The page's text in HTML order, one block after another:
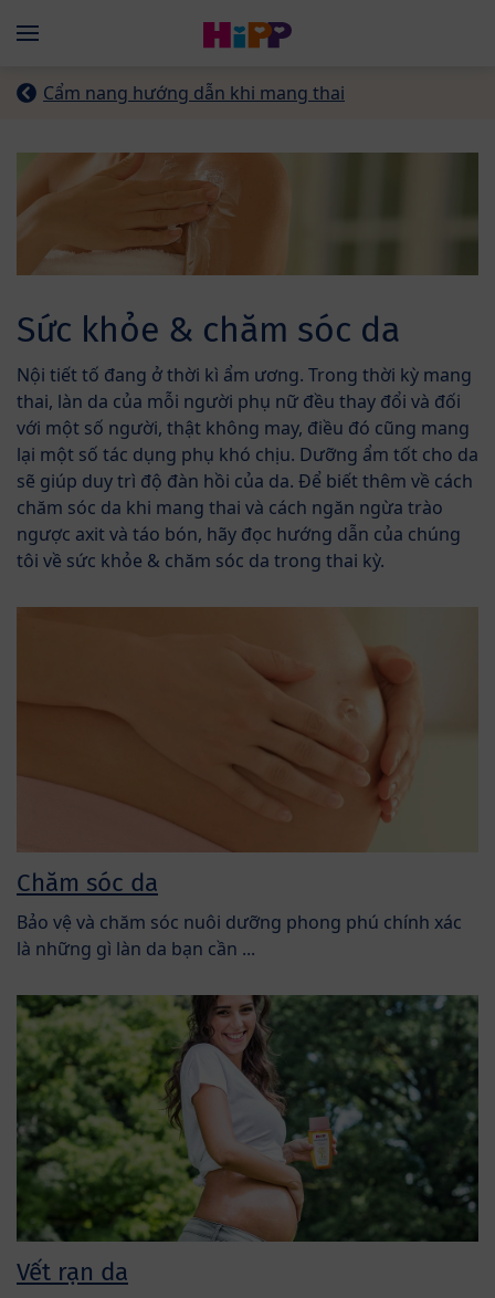
Menü
Cẩm nang hướng dẫn khi mang thai
Sức khỏe & chăm sóc da
Nội tiết tố đang ở thời kì ẩm ương. Trong thời kỳ mang
thai, làn da của mỗi người phụ nữ đều thay đổi và đối
với một số người, thật không may, điều đó cũng mang
lại một số tác dụng phụ khó chịu. Dưỡng ẩm tốt cho da
sẽ giúp duy trì độ đàn hồi của da. Để biết thêm về cách
chăm sóc da khi mang thai và cách ngăn ngừa trào
ngược axit và táo bón, hãy đọc hướng dẫn của chúng
tôi về sức khỏe & chăm sóc da trong thai kỳ.
Chăm sóc da
Bảo vệ và chăm sóc nuôi dưỡng phong phú chính xác
là những gì làn da bạn cần ...
Vết rạn da